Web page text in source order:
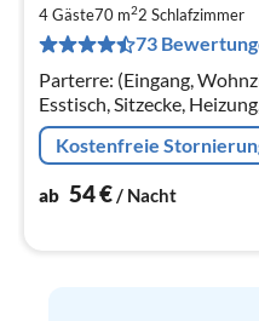
4 Gäste70 m22 Schlafzimmer
73
Parterre: (Eingang,
Esstisch, Sitzecke,
Küche(Esstisch,
Dunstabzugshaube,
Kostenfreie
ab 54€/ Nacht